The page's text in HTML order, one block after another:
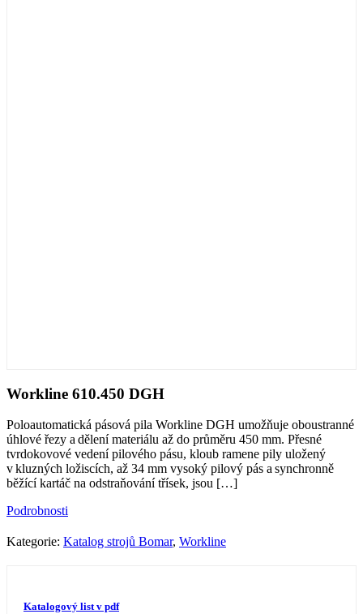
Workline 610.450 DGH
Poloautomatická pásová pila Workline DGH umožňuje oboustranné
úhlové řezy a dělení materiálu až do průměru 450 mm. Přesné
tvrdokovové vedení pilového pásu, kloub ramene pily uložený
v kluzných ložiscích, až 34 mm vysoký pilový pás a synchronně
běžící kartáč na odstraňování třísek, jsou […]
Podrobnosti
Kategorie: Katalog strojů Bomar, Workline
Katalogový list v pdf